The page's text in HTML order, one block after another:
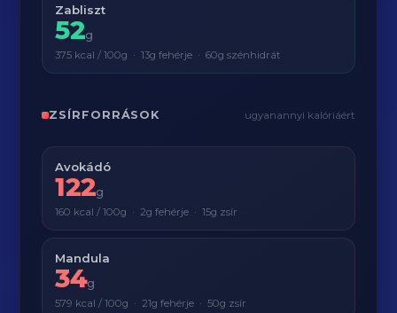
Zabliszt
52g
375 kcal / 100g · 13g fehérje · 60g szénhidrát
ZSÍRFORRÁSOK ugyanannyi kalóriáért
Avokádó
122g
160 kcal / 100g · 2g fehérje · 15g zsír
Mandula
34g
579 kcal / 100g · 21g fehérje · 50g zsír